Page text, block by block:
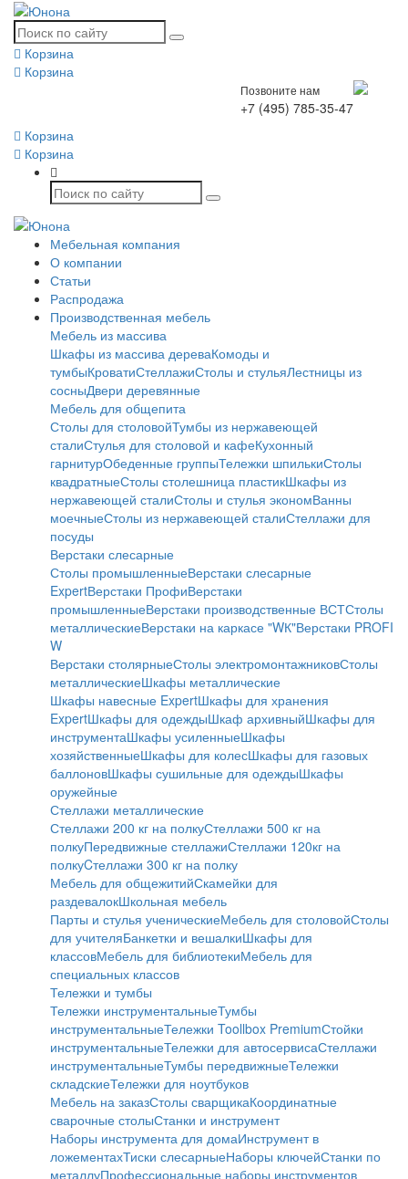
Корзина
Корзина
Позвоните нам
+7 (495) 785-35-47
Корзина
Корзина
Мебельная компания
О компании
Статьи
Распродажа
Производственная мебель
Мебель из массива
Шкафы из массива дереваКомоды и
тумбыКроватиСтеллажиСтолы и стульяЛестницы из
сосныДвери деревянные
Мебель для общепита
Столы для столовойТумбы из нержавеющей
сталиСтулья для столовой и кафеКухонный
гарнитурОбеденные группыТележки шпилькиСтолы
квадратныеСтолы столешница пластикШкафы из
нержавеющей сталиСтолы и стулья экономВанны
моечныеСтолы из нержавеющей сталиСтеллажи для
посуды
Верстаки слесарные
Столы промышленныеВерстаки слесарные
ExpertВерстаки ПрофиВерстаки
промышленныеВерстаки производственные ВСТСтолы
металлическиеВерстаки на каркасе "WК"Верстаки PROFI
W
Верстаки столярныеСтолы электромонтажниковСтолы
металлическиеШкафы металлические
Шкафы навесные ExpertШкафы для хранения
ExpertШкафы для одеждыШкаф архивныйШкафы для
инструментаШкафы усиленныеШкафы
хозяйственныеШкафы для колесШкафы для газовых
баллоновШкафы сушильные для одеждыШкафы
оружейные
Стеллажи металлические
Стеллажи 200 кг на полкуСтеллажи 500 кг на
полкуПередвижные стеллажиСтеллажи 120кг на
полкуCтеллажи 300 кг на полку
Мебель для общежитийСкамейки для
раздевалокШкольная мебель
Парты и стулья ученическиеМебель для столовойСтолы
для учителяБанкетки и вешалкиШкафы для
классовМебель для библиотекиМебель для
специальных классов
Тележки и тумбы
Тележки инструментальныеТумбы
инструментальныеТележки Toollbox PremiumСтойки
инструментальныеТележки для автосервисаСтеллажи
инструментальныеТумбы передвижныеТележки
складскиеТележки для ноутбуков
Мебель на заказСтолы сварщикаКоординатные
сварочные столыСтанки и инструмент
Наборы инструмента для домаИнструмент в
ложементахТиски слесарныеНаборы ключейСтанки по
металлуПрофессиональные наборы инструментов